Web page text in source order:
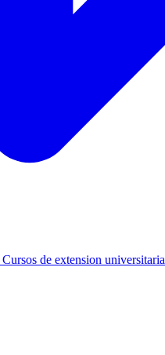
Cursos de extension universitaria